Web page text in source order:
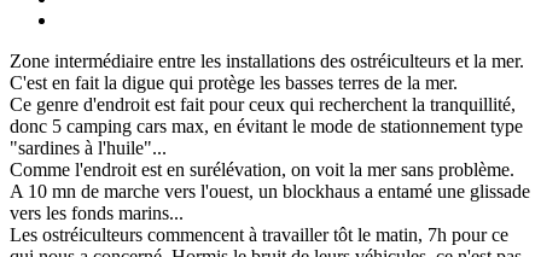
Zone intermédiaire entre les installations des ostréiculteurs et la mer.
C'est en fait la digue qui protège les basses terres de la mer.
Ce genre d'endroit est fait pour ceux qui recherchent la tranquillité,
donc 5 camping cars max, en évitant le mode de stationnement type
"sardines à l'huile"...
Comme l'endroit est en surélévation, on voit la mer sans problème.
A 10 mn de marche vers l'ouest, un blockhaus a entamé une glissade
vers les fonds marins...
Les ostréiculteurs commencent à travailler tôt le matin, 7h pour ce